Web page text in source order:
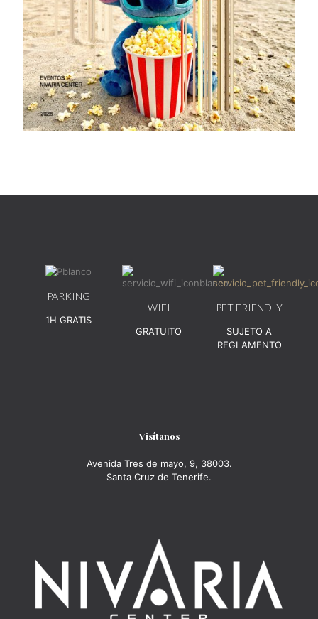
PARKING
1H GRATIS
WIFI
GRATUITO
PET FRIENDLY
SUJETO A
REGLAMENTO
Visítanos
Avenida Tres de mayo, 9, 38003.
Santa Cruz de Tenerife.